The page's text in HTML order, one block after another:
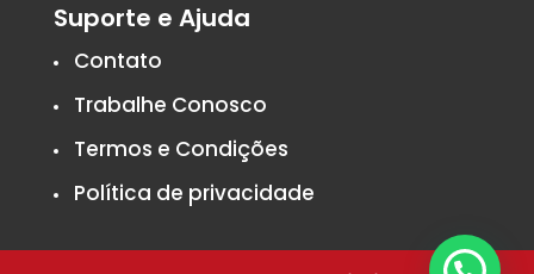
Suporte e Ajuda
Contato
Trabalhe Conosco
Termos e Condições
Política de privacidade